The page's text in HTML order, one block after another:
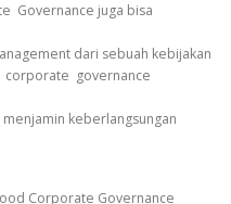
Governance juga bisa
dari sebuah kebijakan
governance
keberlangsungan
Corporate Governance